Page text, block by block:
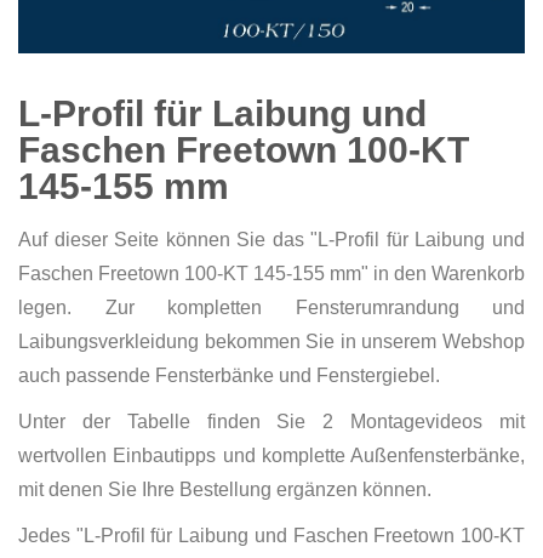
L-Profil für Laibung und
Faschen Freetown 100-KT
145-155 mm
Auf dieser Seite können Sie das "L-Profil für Laibung und
Faschen Freetown 100-KT 145-155 mm" in den Warenkorb
legen. Zur kompletten Fensterumrandung und
Laibungsverkleidung bekommen Sie in unserem Webshop
auch passende Fensterbänke und Fenstergiebel.
Unter der Tabelle finden Sie 2 Montagevideos mit
wertvollen Einbautipps und komplette Außenfensterbänke,
mit denen Sie Ihre Bestellung ergänzen können.
Jedes "L-Profil für Laibung und Faschen Freetown 100-KT